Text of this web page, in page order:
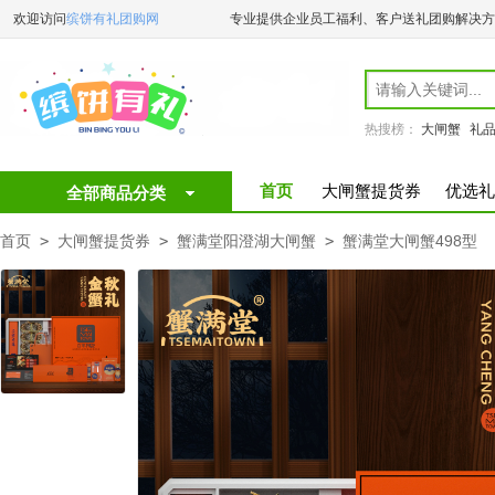
欢迎访问缤饼有礼团购网 专业提供企业员工福利、客户送礼团购解决
热搜榜： 大闸蟹 礼
全部商品分类 首页 大闸蟹提货券 优选
首页 > 大闸蟹提货券 > 蟹满堂阳澄湖大闸蟹 > 蟹满堂大闸蟹498型